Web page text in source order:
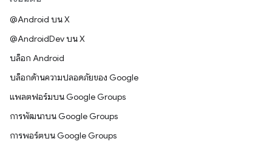
@Android บน X
@AndroidDev บน X
บล็อก Android
บล็อกด้านความปลอดภัยของ Google
แพลตฟอร์มบน Google Groups
การพัฒนาบน Google Groups
การพอร์ตบน Google Groups